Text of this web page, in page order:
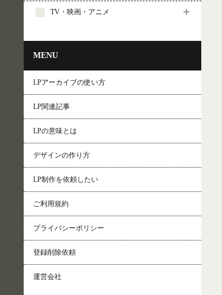
TV・映画・アニメ
MENU
LPアーカイブの使い方
LP関連記事
LPの意味とは
デザインの作り方
LP制作を依頼したい
ご利用規約
プライバシーポリシー
登録削除依頼
運営会社